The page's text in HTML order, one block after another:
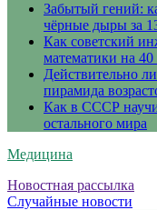
Забытый гений:
чёрные дыры за
Как советский
математики на 40
Действительно
пирамида
Как в СССР
остального мира
Медицина
Новостная рассылка
Случайные новости